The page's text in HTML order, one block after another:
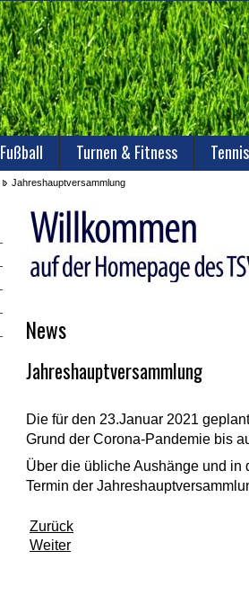
Fußball Turnen & Fitness Tennis
Jahreshauptversammlung
News
Jahreshauptversammlung
Die für den 23.Januar 2021
Grund der Corona-Pandemie bis
Über die übliche Aushänge und in
Termin der
Zurück
Weiter